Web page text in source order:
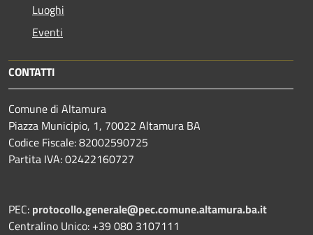
Luoghi
Eventi
CONTATTI
Comune di Altamura
Piazza Municipio, 1, 70022 Altamura BA
Codice Fiscale: 82002590725
Partita IVA: 02422160727
PEC: protocollo.generale@pec.comune.altamura.ba.it
Centralino Unico: +39 080 3107111